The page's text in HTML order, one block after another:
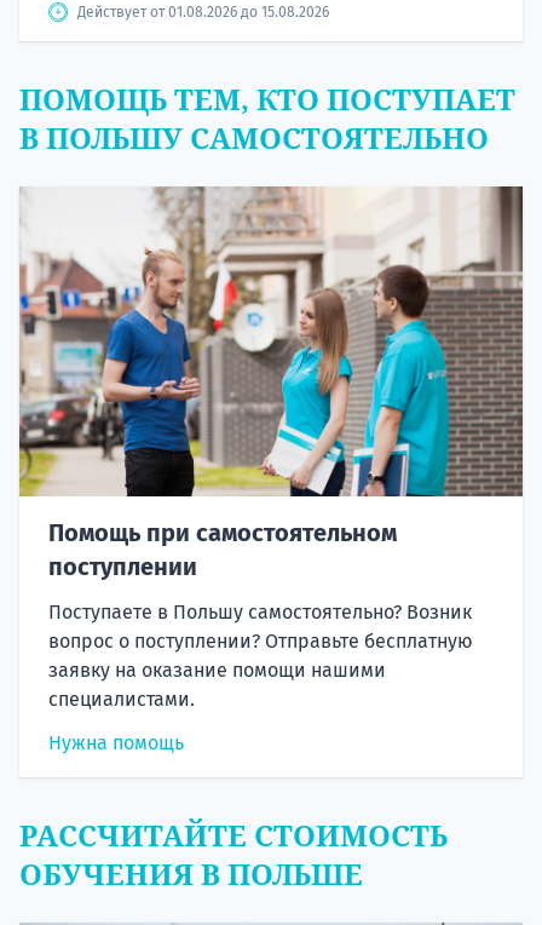
Действует от 01.08.2026 до 15.08.2026
ПОМОЩЬ ТЕМ, КТО ПОСТУПАЕТ
В ПОЛЬШУ САМОСТОЯТЕЛЬНО
Помощь при самостоятельном
поступлении
Поступаете в Польшу самостоятельно? Возник
вопрос о поступлении? Отправьте бесплатную
заявку на оказание помощи нашими
специалистами.
Нужна помощь
РАССЧИТАЙТЕ СТОИМОСТЬ
ОБУЧЕНИЯ В ПОЛЬШЕ